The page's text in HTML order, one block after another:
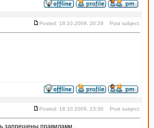
Posted: 18.10.2009, 20:29 Post subject:
Posted: 18.10.2009, 23:30 Post subject:
запрещены правилами .